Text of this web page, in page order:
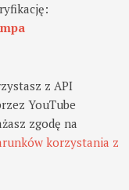
z API
YouTube
zgodę na
korzystania z